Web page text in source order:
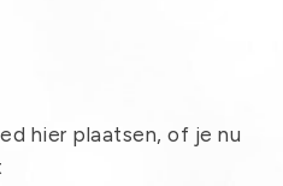
hier plaatsen, of je nu